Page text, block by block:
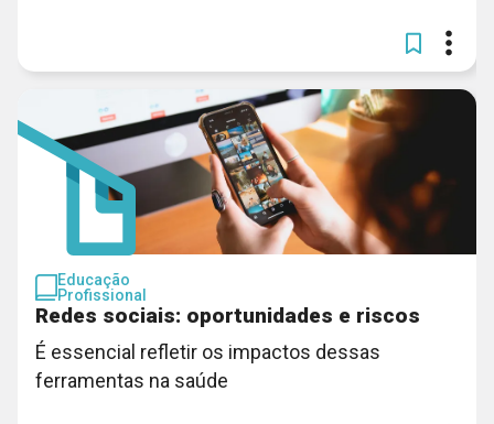
Educação
Profissional
Redes sociais: oportunidades e riscos
É essencial refletir os impactos dessas
ferramentas na saúde